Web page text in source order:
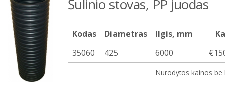
Šulinio stovas, PP juodas
Kodas Diametras Ilgis, mm
35060
425 6000
Nurodytos kainos be